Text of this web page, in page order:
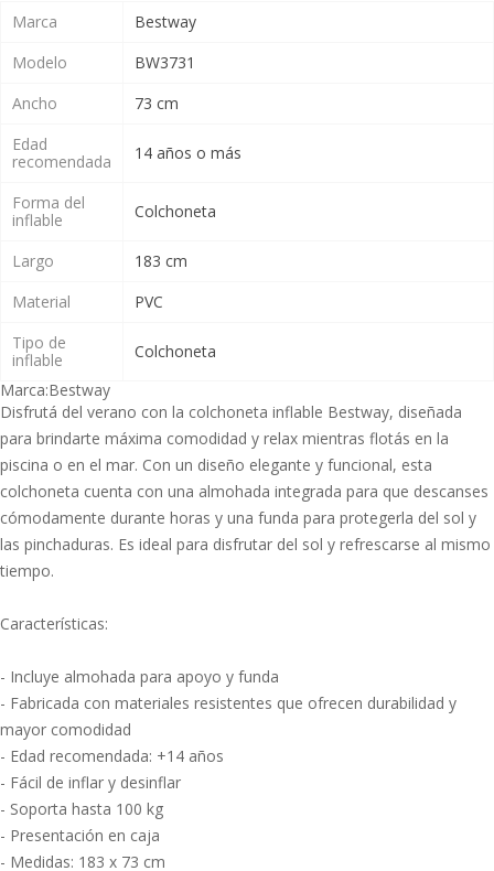
Marca
Bestway
Modelo
BW3731
Ancho
73 cm
Edad
recomendada
14 años o más
Forma del
inflable
Colchoneta
Largo
183 cm
Material
PVC
Tipo de
inflable
Colchoneta
Marca:Bestway
Disfrutá del verano con la colchoneta inflable Bestway, diseñada
para brindarte máxima comodidad y relax mientras flotás en la
piscina o en el mar. Con un diseño elegante y funcional, esta
colchoneta cuenta con una almohada integrada para que descanses
cómodamente durante horas y una funda para protegerla del sol y
las pinchaduras. Es ideal para disfrutar del sol y refrescarse al mismo
tiempo.
Características:
- Incluye almohada para apoyo y funda
- Fabricada con materiales resistentes que ofrecen durabilidad y
mayor comodidad
- Edad recomendada: +14 años
- Fácil de inflar y desinflar
- Soporta hasta 100 kg
- Presentación en caja
- Medidas: 183 x 73 cm